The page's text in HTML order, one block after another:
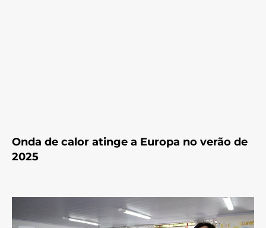
Onda de calor atinge a Europa no verão de
2025